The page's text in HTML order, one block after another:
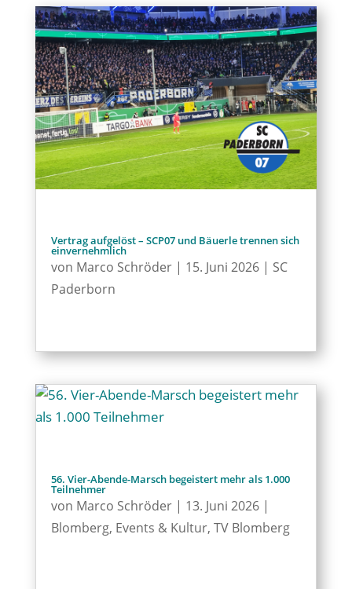
Vertrag aufgelöst – SCP07 und Bäuerle trennen sich
einvernehmlich
von Marco Schröder| 15. Juni 2026| SC
Paderborn
56. Vier-Abende-Marsch begeistert mehr als 1.000
Teilnehmer
von Marco Schröder| 13. Juni 2026|
Blomberg, Events & Kultur, TV Blomberg